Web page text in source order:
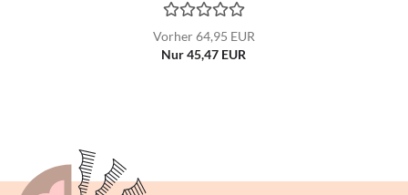
Vorher 64,95 EUR
Nur 45,47 EUR